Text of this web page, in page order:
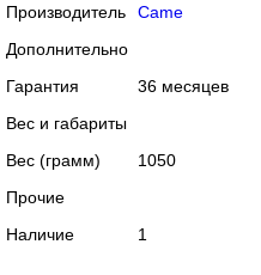
Производитель
Came
Дополнительно
Гарантия
36 месяцев
Вес и габариты
Вес (грамм)
1050
Прочие
Наличие
1